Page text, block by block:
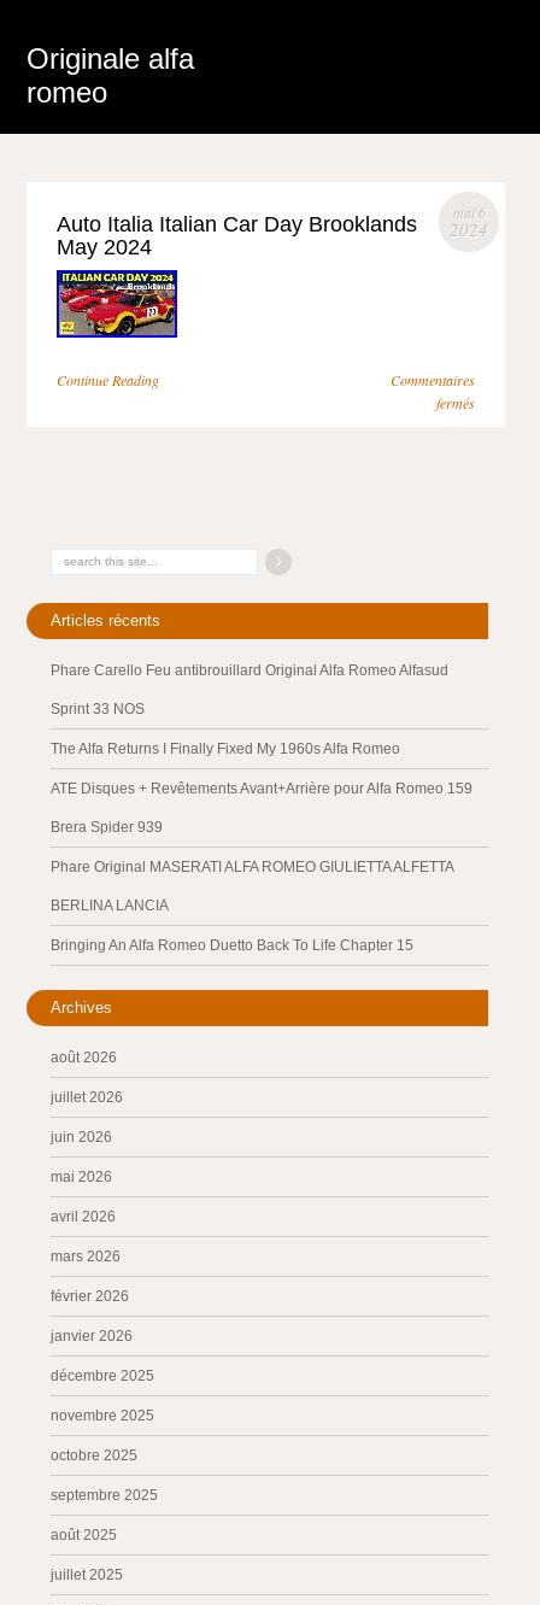
Originale alfa
romeo
mai 6
2024
Auto Italia Italian Car Day Brooklands
May 2024
Continue Reading
Commentaires
fermés
Articles récents
Phare Carello Feu antibrouillard Original Alfa Romeo Alfasud
Sprint 33 NOS
The Alfa Returns I Finally Fixed My 1960s Alfa Romeo
ATE Disques + Revêtements Avant+Arrière pour Alfa Romeo 159
Brera Spider 939
Phare Original MASERATI ALFA ROMEO GIULIETTA ALFETTA
BERLINA LANCIA
Bringing An Alfa Romeo Duetto Back To Life Chapter 15
Archives
août 2026
juillet 2026
juin 2026
mai 2026
avril 2026
mars 2026
février 2026
janvier 2026
décembre 2025
novembre 2025
octobre 2025
septembre 2025
août 2025
juillet 2025